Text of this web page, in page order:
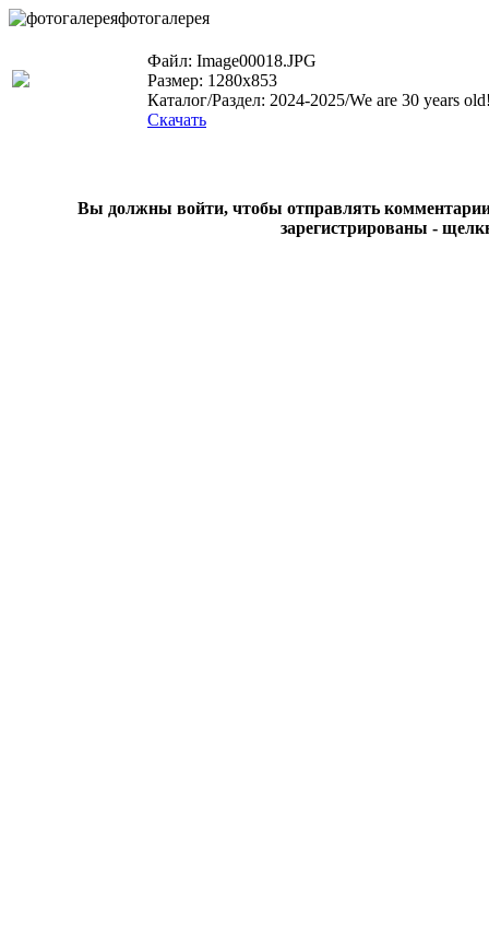
фотогалерея
Файл: Image00018.JPG
Размер: 1280x853
Каталог/Раздел: 2024-2025/We are 30 years
Скачать
Вы должны войти, чтобы отправлять комментарии
зарегистрированы -